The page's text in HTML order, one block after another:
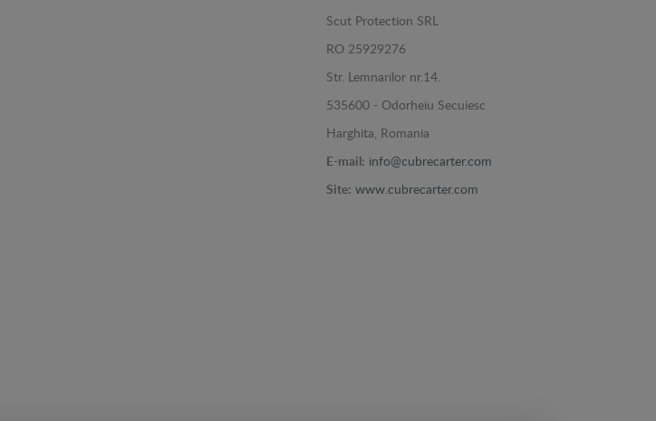
Scut Protection SRL
RO 25929276
Str. Lemnarilor nr.14.
535600 - Odorheiu Secuiesc
Harghita, Romania
E-mail: info@cubrecarter.com
Site: www.cubrecarter.com